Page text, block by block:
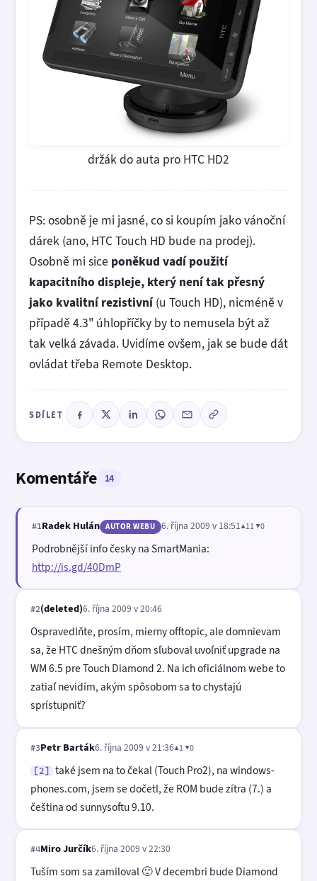
držák do auta pro HTC HD2
PS: osobně je mi jasné, co si koupím jako vánoční
dárek (ano, HTC Touch HD bude na prodej).
Osobně mi sice poněkud vadí použití
kapacitního displeje, který není tak přesný
jako kvalitní rezistivní(u Touch HD), nicméně v
případě 4.3" úhlopříčky by to nemusela být až
tak velká závada. Uvidíme ovšem, jak se bude dát
ovládat třeba Remote Desktop.
SDÍLET
Komentáře 14
#1Radek Hulán AUTOR WEBU 6. října 2009 v 18:51▲11 ▼0
Podrobnější info česky na SmartMania:
http://is.gd/40DmP
#2(deleted)6. října 2009 v 20:46
Ospravedlňte, prosím, mierny offtopic, ale domnievam
sa, že HTC dnešným dňom sľuboval uvoľniť upgrade na
WM 6.5 pre Touch Diamond 2. Na ich oficiálnom webe to
zatiaľ nevidím, akým spôsobom sa to chystajú
sprístupniť?
#3Petr Barták6. října 2009 v 21:36▲1 ▼0
[2]
také jsem na to čekal (Touch Pro2), na windows-
phones.com, jsem se dočetl, že ROM bude zítra (7.) a
čeština od sunnysoftu 9.10.
#4Miro Jurčík6. října 2009 v 22:30
Tuším som sa zamiloval 🙂 V decembri bude Diamond